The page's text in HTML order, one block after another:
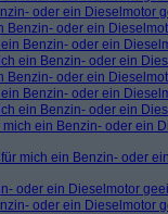
oder ein Dieselmotor
Benzin- oder ein
ein Benzin- oder ein
ein Benzin- oder ein
Benzin- oder ein
ein Benzin- oder ein
ein Benzin- oder ein
mich ein Benzin- oder ein
für mich ein Benzin- oder
oder ein Dieselmotor
oder ein Dieselmotor